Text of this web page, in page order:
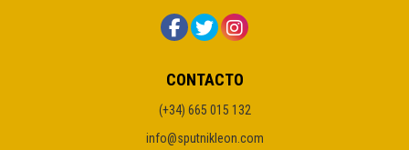
CONTACTO
(+34) 665 015 132
info@sputnikleon.com